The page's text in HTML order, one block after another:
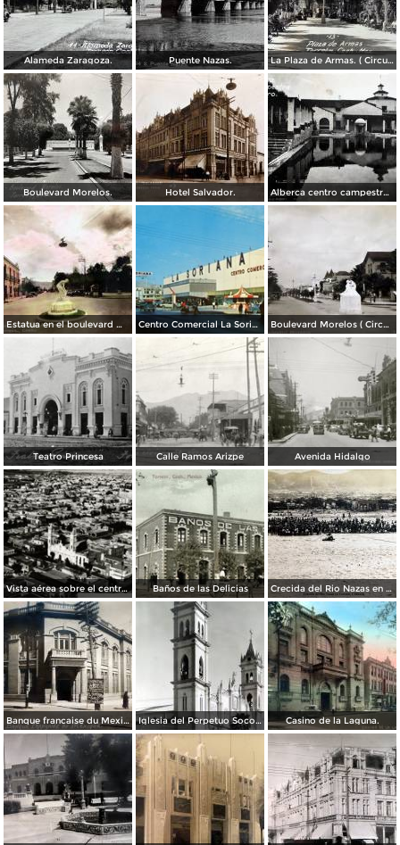
Alameda Zaragoza. Puente Nazas. La Plaza de Armas. ( Circulada el 20 de Abril de 1944 ).
Boulevard Morelos. Hotel Salvador. Alberca centro campestre lagunero.
Estatua en el boulevard Morelos. ( Circulada el 19 de Noviembre de 1936 ). Centro Comercial La Soriana, el primero de esta cadena bajo la modalidad de plaza comercial (circa 1968) Boulevard Morelos ( Circulada el 21 de Enero de 1930 ).
Teatro Princesa Calle Ramos Arizpe Avenida Hidalgo
Vista aérea sobre el centro de Torreón Baños de las Delicias Crecida del Rio Nazas en Torreón, Coahuila ( Circulada el 4 de Octubre de 1910 ).
Banque francaise du Mexique. Iglesia del Perpetuo Socorro. Casino de la Laguna.